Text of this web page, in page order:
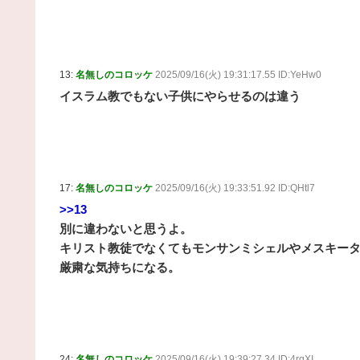
13: 名無しのコロッケ 2025/09/16(火) 19:31:17.55 ID:YeHw0
イスラム教でもない子供にやらせるのは違う
17: 名無しのコロッケ 2025/09/16(火) 19:33:51.92 ID:QHtl7
>>13
別に違わないと思うよ。
キリスト教徒でなくてもモンサンミシェルやメスキー
厳粛な気持ちになる。